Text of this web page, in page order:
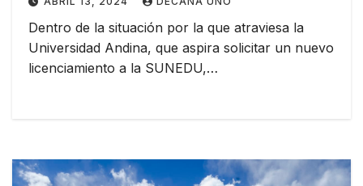
Dentro de la situación por la que atraviesa la
Universidad Andina, que aspira solicitar un nuevo
licenciamiento a la SUNEDU,…